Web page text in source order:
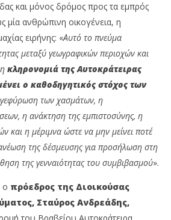
και μόνος δρόμος προς τα εμπρός
μία ανθρώπινη οικογένεια, η
ειρήνης: «Αυτό το πνεύμα
μεταξύ γεωγραφικών περιοχών και
κληρονομιά της Αυτοκράτειρας
ο καθοδηγητικός στόχος των
των χασμάτων, η
η ανάκτηση της εμπιστοσύνης, η
και η μέριμνα ώστε να μην μείνει ποτέ
της δέσμευσης για προσήλωση στη
της γενναιότητας του συμβιβασμού».
ο πρόεδρος της Διοικούσας
Σταύρος Ανδρεάδης,